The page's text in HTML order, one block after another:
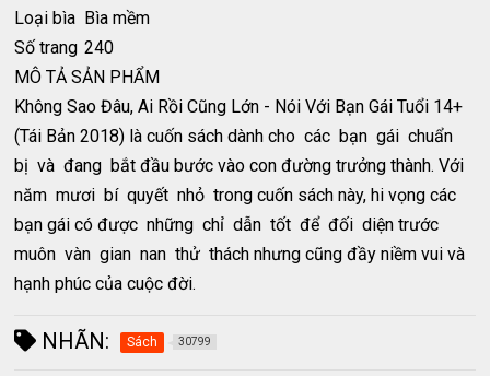
Loại bìa Bìa mềm
Số trang 240
MÔ TẢ SẢN PHẨM
Không Sao Đâu, Ai Rồi Cũng Lớn - Nói Với Bạn Gái Tuổi 14+
(Tái Bản 2018) là cuốn sách dành cho các bạn gái chuẩn
bị và đang bắt đầu bước vào con đường trưởng thành. Với
năm mươi bí quyết nhỏ trong cuốn sách này, hi vọng các
bạn gái có được những chỉ dẫn tốt để đối diện trước
muôn vàn gian nan thử thách nhưng cũng đầy niềm vui và
hạnh phúc của cuộc đời.
NHÃN: Sách 30799